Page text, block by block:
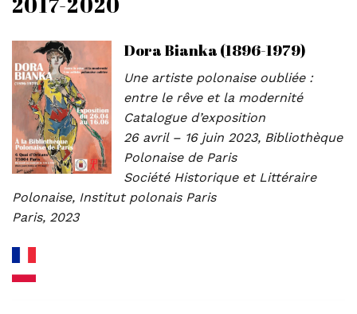
Dora Bianka (1896-1979)
Une artiste polonaise oubliée :
entre le rêve et la modernité
Catalogue d’exposition
26 avril – 16 juin 2023, Bibliothèque
Polonaise de Paris
Société Historique et Littéraire
Polonaise, Institut polonais Paris
Paris, 2023